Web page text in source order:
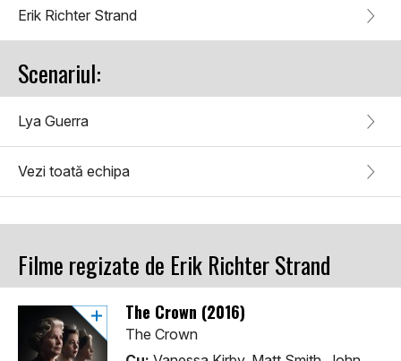
Erik Richter Strand
Scenariul:
Lya Guerra
Vezi toată echipa
Filme regizate de Erik Richter Strand
The Crown (2016)
The Crown